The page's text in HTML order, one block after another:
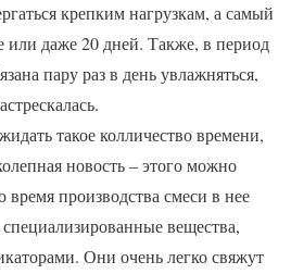
крепким нагрузкам, а самый
или даже 20 дней. Также, в период
пару раз в день увлажняться,
такое колличество времени,
новость – этого можно
время производства смеси в нее
вещества,
Они очень легко свяжут